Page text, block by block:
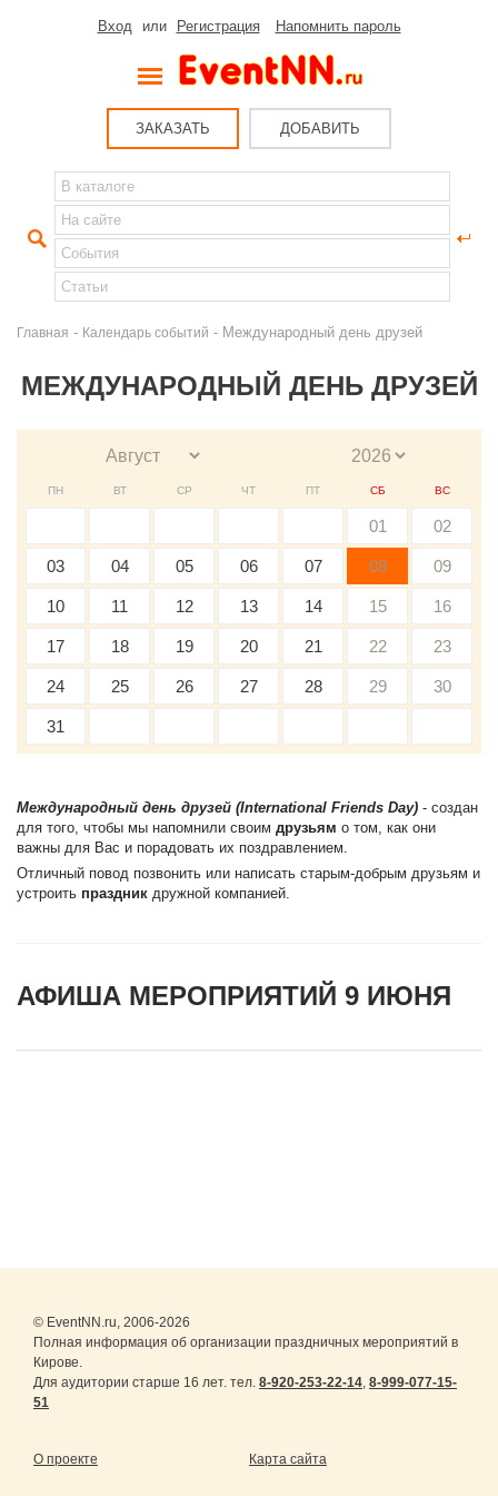
Вход или Регистрация Напомнить пароль
ЗАКАЗАТЬ ДОБАВИТЬ
Главная - Календарь событий - Международный день друзей
МЕЖДУНАРОДНЫЙ ДЕНЬ ДРУЗЕЙ
ПН ВТ СР ЧТ ПТ СБ ВС
01 02
03 04 05 06 07 08 09
10 11 12 13 14 15 16
17 18 19 20 21 22 23
24 25 26 27 28 29 30
31
Международный день друзей (International Friends Day) - создан
для того, чтобы мы напомнили своим друзьям о том, как они
важны для Вас и порадовать их поздравлением.
Отличный повод позвонить или написать старым-добрым друзьям и
устроить праздник дружной компанией.
АФИША МЕРОПРИЯТИЙ 9 ИЮНЯ
© EventNN.ru, 2006-2026
Полная информация об организации праздничных мероприятий в
Кирове.
Для аудитории старше 16 лет. тел. 8-920-253-22-14, 8-999-077-15-
51
О проекте Карта сайта